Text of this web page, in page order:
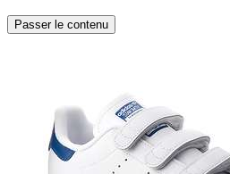
Passer le contenu